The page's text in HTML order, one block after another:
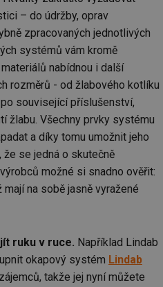
– do údržby, oprav
zpracovaných jednotlivých
systémů vám kromě
nabídnou i další
rozměrů - od žlabového kotlíku
související příslušenství,
žlabu. Všechny prvky systému
a díky tomu umožnit jeho
že se jedná o skutečně
možné si snadno ověřit:
na sobě jasně vyražené
ruku v ruce. Například Lindab
okapový systém Lindab
takže jej nyní můžete